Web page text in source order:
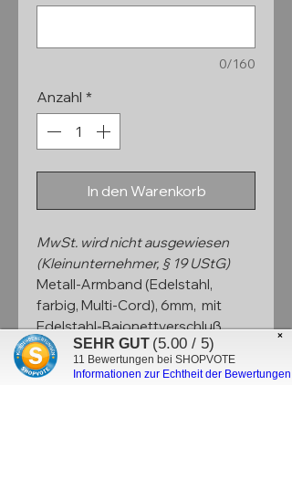
0/160
Anzahl *
In den Warenkorb
MwSt. wird nicht ausgewiesen
(Kleinunternehmer, § 19 UStG)
Metall-Armband (Edelstahl,
farbig, Multi-Cord), 6mm, mit
Edelstahl-Bajonettverschluß
(silber, matt /schwarz, matt)
×
SEHR GUT (5.00 / 5)
11 Bewertungen bei SHOPVOTE
Informationen zur Echtheit der Bewertungen